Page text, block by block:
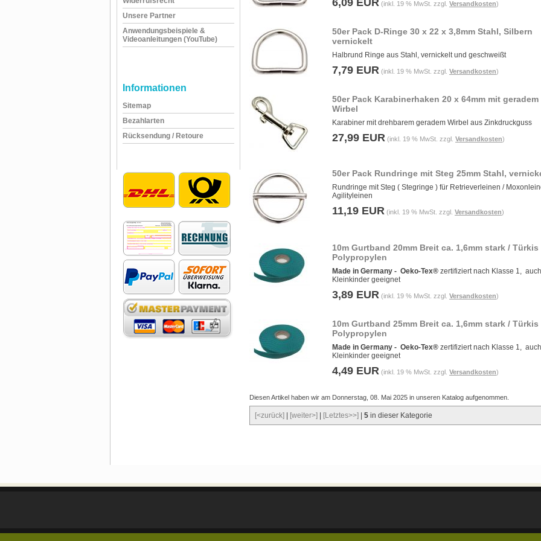
Unsere Partner
Anwendungsbeispiele &
Videoanleitungen (YouTube)
Informationen
Sitemap
Bezahlarten
Rücksendung / Retoure
6,09 EUR (inkl. 19 % MwSt. zzgl. Versandkosten)
50er Pack D-Ringe 30 x 22 x 3,8mm Stahl, Silbern
vernickelt
Halbrund Ringe aus Stahl, vernickelt und geschweißt
7,79 EUR (inkl. 19 % MwSt. zzgl. Versandkosten)
50er Pack Karabinerhaken 20 x 64mm mit geradem
Wirbel
Karabiner mit drehbarem geradem Wirbel aus Zinkdruckguss
27,99 EUR (inkl. 19 % MwSt. zzgl. Versandkosten)
50er Pack Rundringe mit Steg 25mm Stahl,
Rundringe mit Steg ( Stegringe ) für Retrieverleinen /
Agilityleinen
11,19 EUR (inkl. 19 % MwSt. zzgl. Versandkosten)
10m Gurtband 20mm Breit ca. 1,6mm stark / Türkis
Polypropylen
Made in Germany - Oeko-Tex® zertifiziert nach Klasse 1,
Kleinkinder geeignet
3,89 EUR (inkl. 19 % MwSt. zzgl. Versandkosten)
10m Gurtband 25mm Breit ca. 1,6mm stark / Türkis
Polypropylen
Made in Germany - Oeko-Tex® zertifiziert nach Klasse 1,
Kleinkinder geeignet
4,49 EUR (inkl. 19 % MwSt. zzgl. Versandkosten)
Diesen Artikel haben wir am Donnerstag, 08. Mai 2025 in unseren Katalog aufgenommen.
[<zurück] [weiter>] [Letztes>>] 5 in dieser Kategorie